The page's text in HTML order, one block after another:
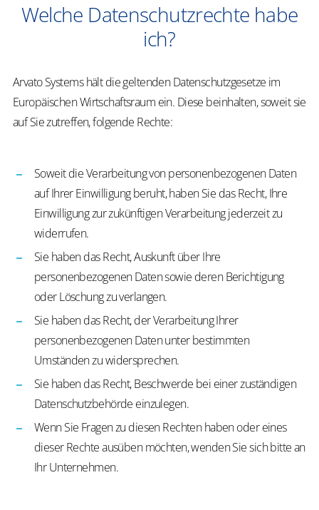
Welche Datenschutzrechte habe
ich?
Arvato Systems hält die geltenden Datenschutzgesetze im
Europäischen Wirtschaftsraum ein. Diese beinhalten, soweit sie
auf Sie zutreffen, folgende Rechte:
Soweit die Verarbeitung von personenbezogenen Daten
auf Ihrer Einwilligung beruht, haben Sie das Recht, Ihre
Einwilligung zur zukünftigen Verarbeitung jederzeit zu
widerrufen.
Sie haben das Recht, Auskunft über Ihre
personenbezogenen Daten sowie deren Berichtigung
oder Löschung zu verlangen.
Sie haben das Recht, der Verarbeitung Ihrer
personenbezogenen Daten unter bestimmten
Umständen zu widersprechen.
Sie haben das Recht, Beschwerde bei einer zuständigen
Datenschutzbehörde einzulegen.
Wenn Sie Fragen zu diesen Rechten haben oder eines
dieser Rechte ausüben möchten, wenden Sie sich bitte an
Ihr Unternehmen.